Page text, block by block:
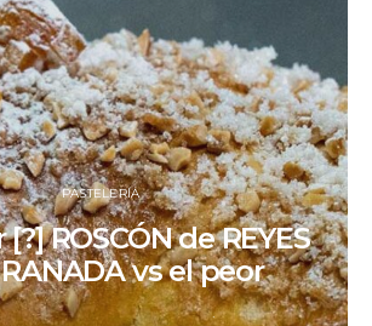
PASTELERÍA
ROSCÓN de REYES
vs el peor